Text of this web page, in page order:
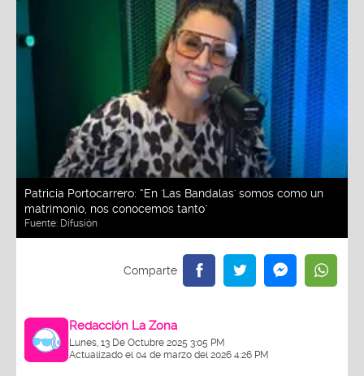
Patricia Portocarrero: “En 'Las Bandalas' somos como un
matrimonio, nos conocemos tanto"
Fuente: Difusión
Redacción La Zona
Lunes, 13 De Octubre 2025 3:05 PM
Actualizado el 04 de marzo del 2026 4:26 PM